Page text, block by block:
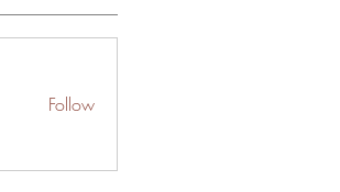
Follow